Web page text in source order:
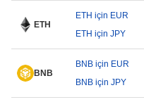
ETH
ETH için EUR
ETH için JPY
BNB
BNB için EUR
BNB için JPY